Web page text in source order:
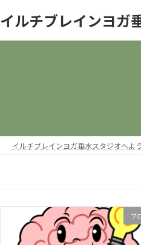
イルチブレインヨガ
イルチブレインヨガ垂水スタジオへよ
ブ